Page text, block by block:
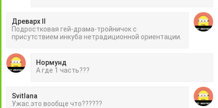
Древарх II
Подростковая гей-драма-тройничок с
присутствием инкуба нетрадиционной ориентации.
Нормунд
А где 1 часть???
Svitlana
Ужас.это вообще что??????